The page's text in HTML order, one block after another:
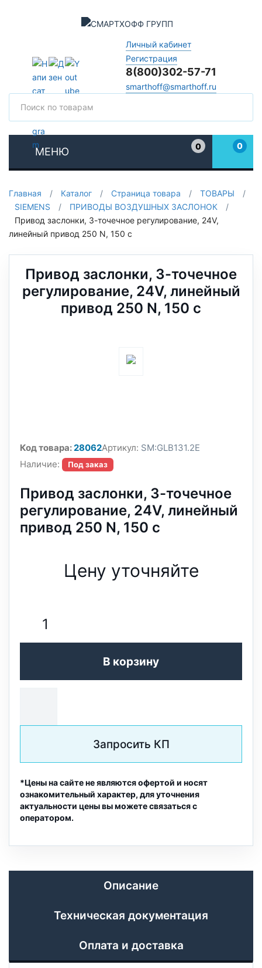
Личный кабинет
Регистрация
8(800)302-57-71
smarthoff@smarthoff.ru
МЕНЮ
0
0
Главная / Каталог / Страница товара / ТОВАРЫ
/
SIEMENS
/ ПРИВОДЫ ВОЗДУШНЫХ ЗАСЛОНОК
/
Привод заслонки, 3-точечное регулирование, 24V,
линейный привод 250 N, 150 с
Привод заслонки, 3-точечное
регулирование, 24V, линейный
привод 250 N, 150 с
Код товара:28062Артикул: SM:GLB131.2E
Наличие:
Под заказ
Привод заслонки, 3-точечное
регулирование, 24V, линейный
привод 250 N, 150 с
Цену уточняйте
В корзину
Запросить КП
*Цены на сайте не являются офертой и носят
ознакомительный характер, для уточнения
актуальности цены вы можете связаться с
оператором.
Описание
Техническая документация
Оплата и доставка